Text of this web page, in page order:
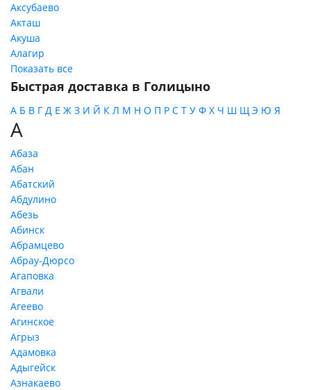
Аксубаево
Акташ
Акуша
Алагир
Показать все
Быстрая доставка в Голицыно
А Б В Г Д Е Ж З И Й К Л М Н О П Р С Т У Ф Х Ч Ш Щ Э Ю Я
А
Абаза
Абан
Абатский
Абдулино
Абезь
Абинск
Абрамцево
Абрау-Дюрсо
Агаповка
Агвали
Агеево
Агинское
Агрыз
Адамовка
Адыгейск
Азнакаево